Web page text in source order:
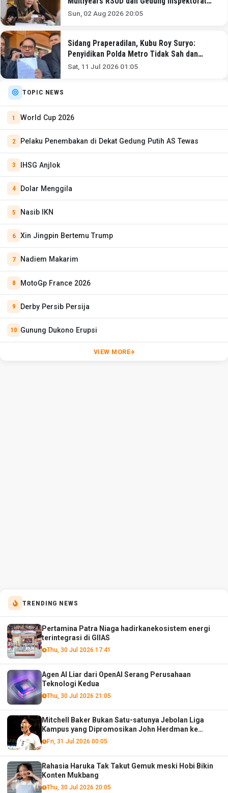
Kota Bandung
Sun, 02 Aug 2026 20:05
Sidang Praperadilan, Kubu Roy Suryo:
Penyidikan Polda Metro Tidak Sah dan
Bertentangan dengan Hukum!
Sat, 11 Jul 2026 01:05
TOPIC NEWS
World Cup 2026
Pelaku Penembakan di Dekat Gedung Putih AS Tewas
IHSG Anjlok
Dolar Menggila
Nasib IKN
Xin Jingpin Bertemu Trump
Nadiem Makarim
MotoGp France 2026
Derby Persib Persija
Gunung Dukono Erupsi
VIEW MORE
TRENDING NEWS
Pertamina Patra Niaga hadirkanekosistem energi
terintegrasi di GIIAS
Thu, 30 Jul 2026 17:41
Agen AI Liar dari OpenAI Serang Perusahaan
Teknologi Kedua
Thu, 30 Jul 2026 21:05
Mitchell Baker Bukan Satu-satunya Jebolan Liga
Kampus yang Dipromosikan John Herdman ke
Timnas Senior!
Fri, 31 Jul 2026 00:05
Rahasia Haruka Tak Takut Gemuk meski Hobi Bikin
Konten Mukbang
Thu, 30 Jul 2026 20:05